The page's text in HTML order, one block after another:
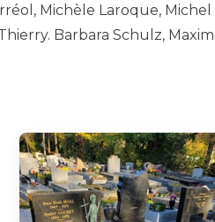
Michèle Laroque, Michel
Barbara Schulz,